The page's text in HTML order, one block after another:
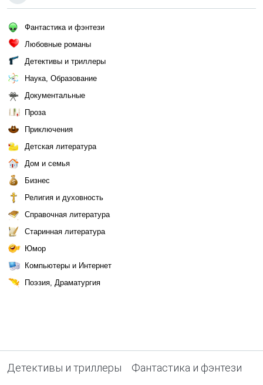
Фантастика и фэнтези
Любовные романы
Детективы и триллеры
Наука, Образование
Документальные
Проза
Приключения
Детская литература
Дом и семья
Бизнес
Религия и духовность
Справочная литература
Старинная литература
Юмор
Компьютеры и Интернет
Поэзия, Драматургия
Детективы и триллеры Фантастика и фэнтези